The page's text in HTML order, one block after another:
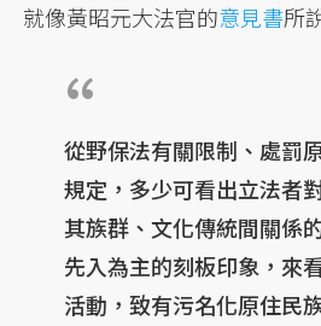
就像黃昭元大法官的意見書所
從野保法有關限制、處罰
規定，多少可看出立法者
其族群、文化傳統間關係
先入為主的刻板印象，來
活動，致有污名化原住民